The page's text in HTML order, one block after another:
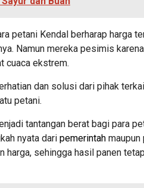
petani Kendal berharap harga
Namun mereka pesimis
cuaca ekstrem.
dan solusi dari pihak
petani.
tantangan berat bagi para
nyata dari pemerintah maupun
harga, sehingga hasil panen